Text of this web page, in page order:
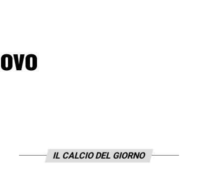
IL CALCIO DEL GIORNO